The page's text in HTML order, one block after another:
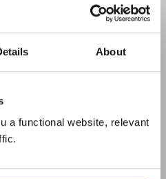
About
a functional website, relevant
+
fra oss i løpet av 1-3 arbeidsdager.
ting.
GRATIS, med en fyldig presentasjon
3 bøker GRATIS*!